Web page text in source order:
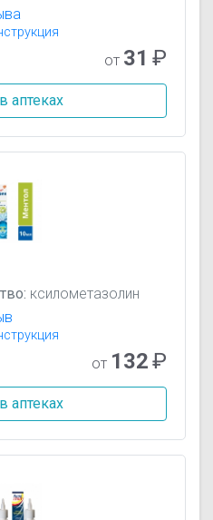
от 31 ₽
аптеках
ксилометазолин
от 132₽
аптеках